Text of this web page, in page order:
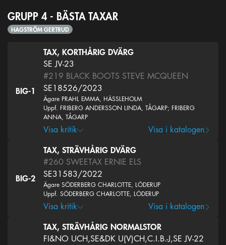
GRUPP 4 - BÄSTA TAXAR
HAGSTRÖM GERTRUD
BIG-1
TAX, KORTHÅRIG DVÄRG
SE JV-23
#219 BLACK BOOTS STEVE MCQUEEN
SE18526/2023
Ägare PRAHL EMMA, HÄSSLEHOLM
Uppf. FRIBERG ANDERSSON LINDA, TÅGARP; FRIBERG
ANNA, TÅGARP
Visa kritik Visa i katalogen
BIG-2
TAX, STRÄVHÅRIG DVÄRG
#260 SWEETAX ERNIE ELS
SE31583/2022
Ägare SÖDERBERG CHARLOTTE, LÖDERUP
Uppf. SÖDERBERG CHARLOTTE, LÖDERUP
Visa kritik Visa i katalogen
TAX, STRÄVHÅRIG NORMALSTOR
FI&NO UCH,SE&DK U(V)CH,C.I.B.-J,SE JV-22